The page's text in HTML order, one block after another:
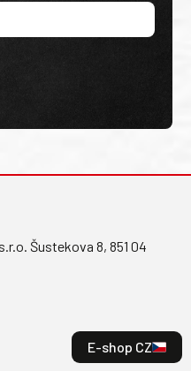
Šustekova 8, 851 04
E-shop CZ